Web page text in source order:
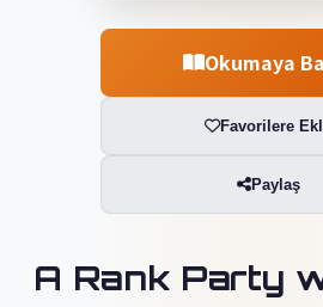
Okumaya
Favorilere
Paylaş
A Rank Party